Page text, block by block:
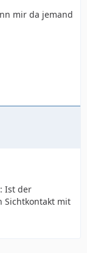
mir da jemand
Ist der
Sichtkontakt mit